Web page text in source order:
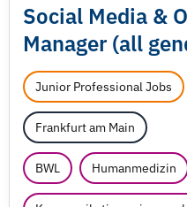
Social Media &
Manager (all
Junior Professional Jobs
Frankfurt am Main
BWL Humanmedizin